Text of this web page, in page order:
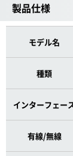
製品仕様
モデル名
種類
インターフェー
有線/無線